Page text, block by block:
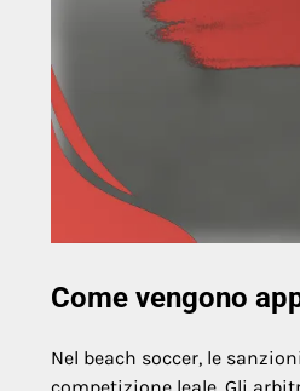
Come vengono
Nel beach soccer, le
competizione leale. Gli